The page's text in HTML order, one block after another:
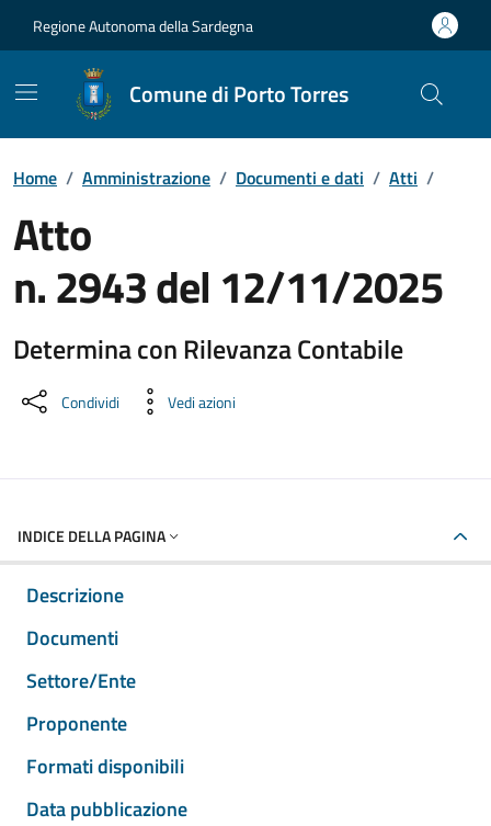
Regione Autonoma della Sardegna
Comune di Porto Torres
Home / Amministrazione / Documenti e dati / Atti /
Atto
n. 2943 del 12/11/2025
Determina con Rilevanza Contabile
Dettaglio del documento
Condividi Vedi azioni
INDICE DELLA PAGINA
Descrizione
Documenti
Settore/Ente
Proponente
Formati disponibili
Data pubblicazione